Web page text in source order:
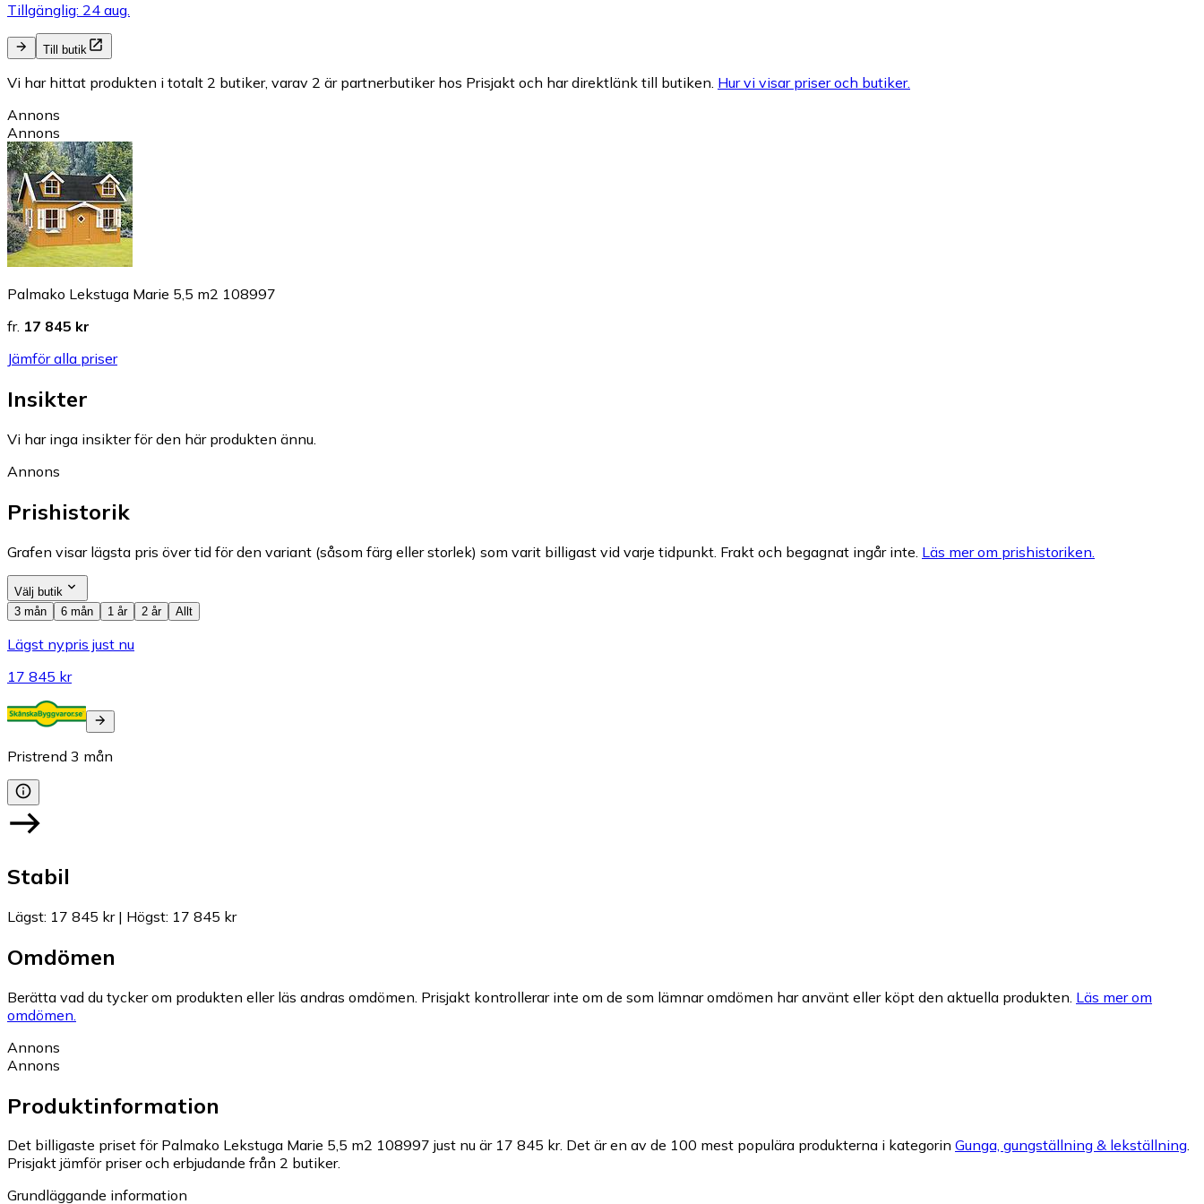
Tillgänglig: 24 aug.
Till butik
Vi har hittat produkten i totalt 2 butiker, varav 2 är partnerbutiker hos Prisjakt och har direktlänk till butiken. Hur vi visar priser och butiker.
Annons
Annons
Palmako Lekstuga Marie 5,5 m2 108997
fr. 17 845 kr
Jämför alla priser
Insikter
Vi har inga insikter för den här produkten ännu.
Annons
Prishistorik
Grafen visar lägsta pris över tid för den variant (såsom färg eller storlek) som varit billigast vid varje tidpunkt. Frakt och begagnat ingår inte. Läs mer om prishistoriken.
Välj butik
3 mån
6 mån 1 år 2 år Allt
Lägst nypris just nu
17 845 kr
Pristrend 3 mån
Stabil
Lägst: 17 845 kr| Högst: 17 845 kr
Omdömen
Berätta vad du tycker om produkten eller läs andras omdömen. Prisjakt kontrollerar inte om de som lämnar omdömen har använt eller köpt den aktuella produkten. Läs mer om
omdömen.
Annons
Annons
Produktinformation
Det billigaste priset för Palmako Lekstuga Marie 5,5 m2 108997 just nu är 17 845 kr. Det är en av de 100 mest populära produkterna i kategorin Gunga, gungställning & lekställning.
Prisjakt jämför priser och erbjudande från 2 butiker.
Grundläggande information